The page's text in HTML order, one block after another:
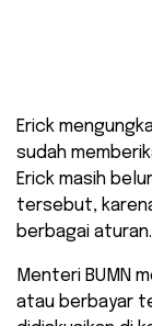
Erick
sudah
Erick masih
tersebut,
berbagai aturan.
Menteri BUMN
atau berbayar